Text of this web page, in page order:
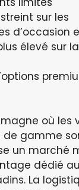
sur les
d’occasion
élevé sur
où les
de gamme
un marché
dédié
La